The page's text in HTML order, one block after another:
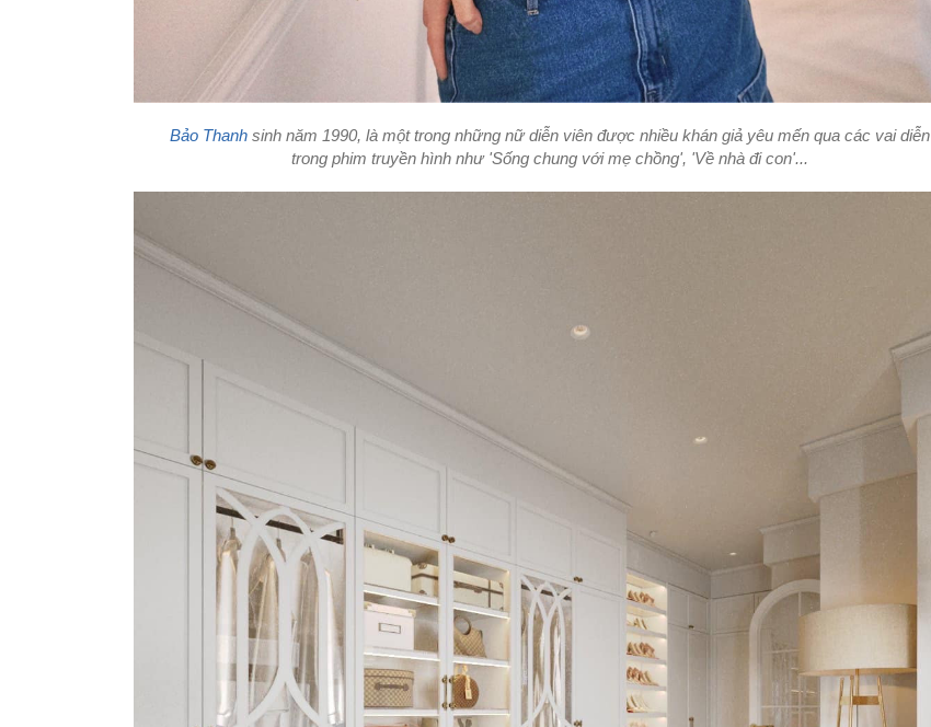
Bảo Thanh sinh năm 1990, là một trong những nữ diễn viên được nhiều khán giả yêu mến qua các vai diễn
trong phim truyền hình như 'Sống chung với mẹ chồng', 'Về nhà đi con'...